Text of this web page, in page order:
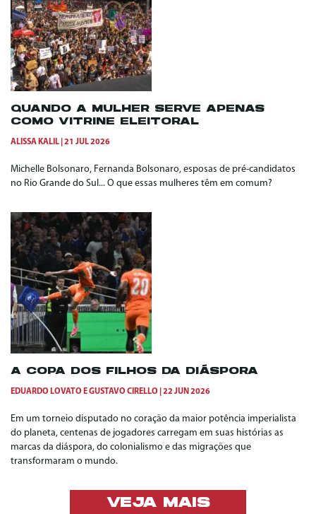
QUANDO A MULHER SERVE APENAS
COMO VITRINE ELEITORAL
ALISSA KALIL 21 JUL 2026
Michelle Bolsonaro, Fernanda Bolsonaro, esposas de pré-candidatos
no Rio Grande do Sul... O que essas mulheres têm em comum?
A COPA DOS FILHOS DA DIÁSPORA
EDUARDO LOVATO EGUSTAVO CIRELLO 22 JUN 2026
Em um torneio disputado no coração da maior potência imperialista
do planeta, centenas de jogadores carregam em suas histórias as
marcas da diáspora, do colonialismo e das migrações que
transformaram o mundo.
VEJA MAIS